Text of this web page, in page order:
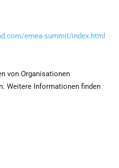
emea-summit/index.html
von Organisationen
Weitere Informationen finden